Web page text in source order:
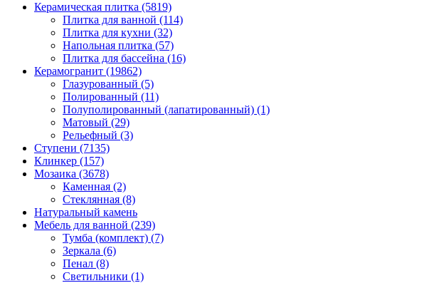
Керамическая плитка (5819)
Плитка для ванной (114)
Плитка для кухни (32)
Напольная плитка (57)
Плитка для бассейна (16)
Керамогранит (19862)
Глазурованный (5)
Полированный (11)
Полуполированный (лапатированный) (1)
Матовый (29)
Рельефный (3)
Ступени (7135)
Клинкер (157)
Мозаика (3678)
Каменная (2)
Стеклянная (8)
Натуральный камень
Мебель для ванной (239)
Тумба (комплект) (7)
Зеркала (6)
Пенал (8)
Светильники (1)